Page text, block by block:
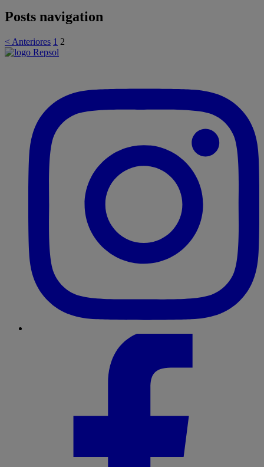
Posts navigation
< Anteriores 1 2